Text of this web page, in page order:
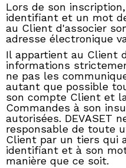
Lors de son
identifiant et un mot
au Client d'associer
adresse électronique
Il appartient au Client
informations
ne pas les
autant que possible
son compte Client et
Commandes à son
autorisées. DEVASET
responsable de toute
Client par un tiers qui
identifiant et à son
manière que ce soit.